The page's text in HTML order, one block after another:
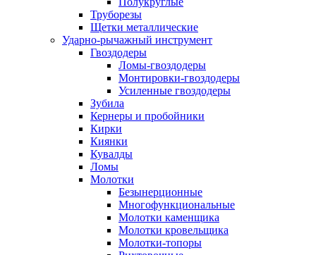
Труборезы
Щетки металлические
Ударно-рычажный инструмент
Гвоздодеры
Ломы-гвоздодеры
Монтировки-гвоздодеры
Усиленные гвоздодеры
Зубила
Кернеры и пробойники
Кирки
Киянки
Кувалды
Ломы
Молотки
Безынерционные
Многофункциональные
Молотки каменщика
Молотки кровельщика
Молотки-топоры